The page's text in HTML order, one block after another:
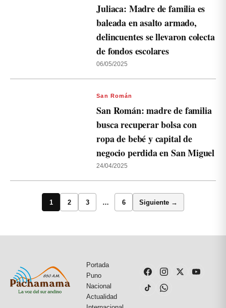
Juliaca: Madre de familia es
baleada en asalto armado,
delincuentes se llevaron colecta
de fondos escolares
06/05/2025
San Román
San Román: madre de familia
busca recuperar bolsa con
ropa de bebé y capital de
negocio perdida en San Miguel
24/04/2025
1 2 3 … 6 Siguiente →
Portada
Puno
Nacional
Actualidad